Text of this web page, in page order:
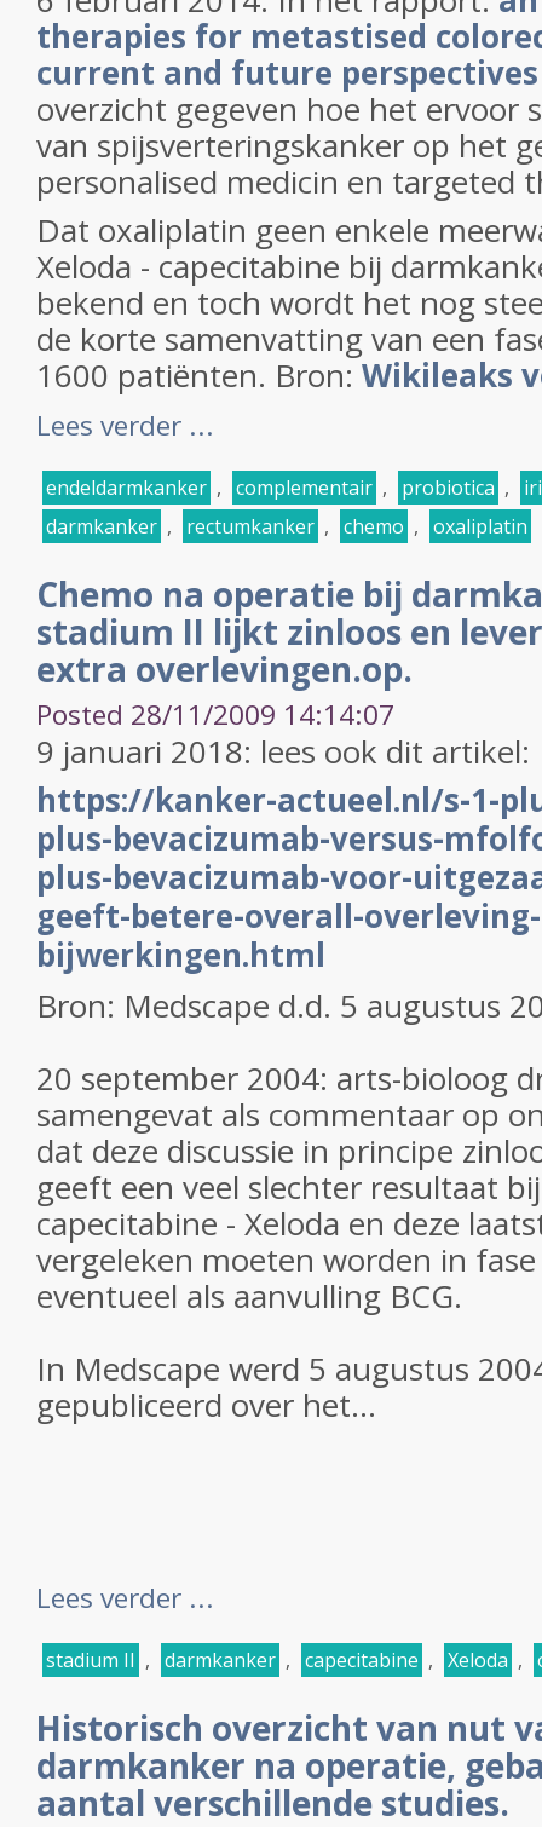
therapies for metastised
current and future perspectives
overzicht gegeven hoe het ervoor
van spijsverteringskanker op het
personalised medicin en targeted
Dat oxaliplatin geen enkele
Xeloda - capecitabine bij
bekend en toch wordt het nog
de korte samenvatting van een
1600 patiënten. Bron: Wikileaks
Lees verder ...
endeldarmkanker , complementair , probiotica ,
darmkanker , rectumkanker , chemo , oxaliplatin
Chemo na operatie bij
stadium II lijkt zinloos en
extra overlevingen.op.
Posted 28/11/2009 14:14:07
9 januari 2018: lees ook dit artikel:
https://kanker-actueel.nl/s-1-
plus-bevacizumab-versus-
plus-bevacizumab-voor-
geeft-betere-overall-
bijwerkingen.html
Bron: Medscape d.d. 5 augustus
20 september 2004: arts-bioloog
samengevat als commentaar op
dat deze discussie in principe
geeft een veel slechter resultaat
capecitabine - Xeloda en deze
vergeleken moeten worden in
eventueel als aanvulling BCG.
In Medscape werd 5 augustus
gepubliceerd over het...
Lees verder ...
stadium II , darmkanker , capecitabine , Xeloda ,
Historisch overzicht van nut
darmkanker na operatie,
aantal verschillende studies.